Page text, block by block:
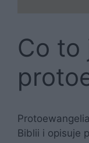
Co to
Biblii i opisuje